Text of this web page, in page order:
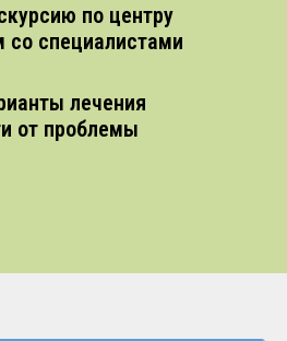
по центру
со специалистами
лечения
от проблемы